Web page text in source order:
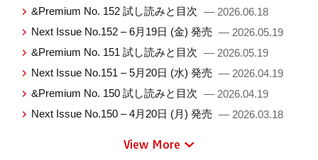
&Premium No. 152 試し読みと目次 — 2026.06.18
Next Issue No.152 – 6月19日 (金) 発売 — 2026.05.19
&Premium No. 151 試し読みと目次 — 2026.05.19
Next Issue No.151 – 5月20日 (水) 発売 — 2026.04.19
&Premium No. 150 試し読みと目次 — 2026.04.19
Next Issue No.150 – 4月20日 (月) 発売 — 2026.03.18
View More